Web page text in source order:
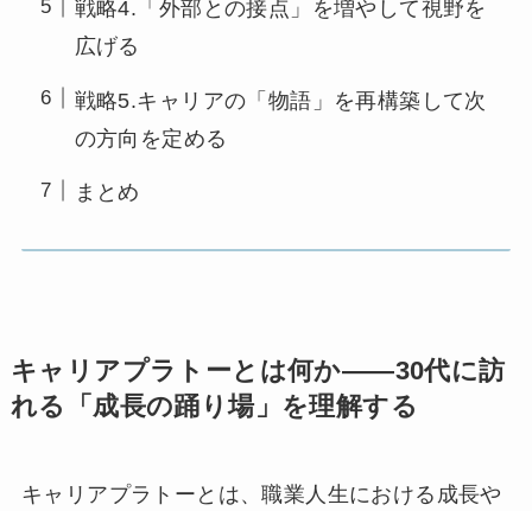
戦略4.「外部との接点」を増やして視野を
広げる
戦略5.キャリアの「物語」を再構築して次
の方向を定める
まとめ
キャリアプラトーとは何か——30代に訪
れる「成長の踊り場」を理解する
キャリアプラトーとは、職業人生における成長や